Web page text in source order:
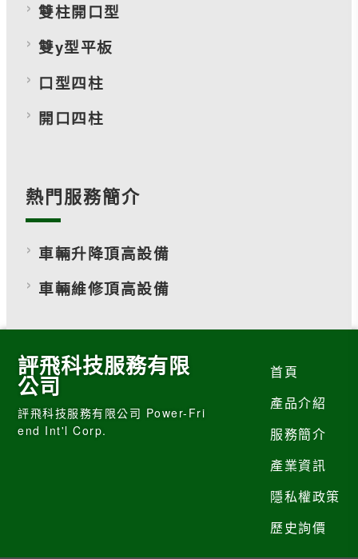
雙柱開口型
雙y型平板
口型四柱
開口四柱
熱門服務簡介
車輛升降頂高設備
車輛維修頂高設備
評飛科技服務有限
公司
評飛科技服務有限公司 Power-Fri
end Int'l Corp.
首頁
產品介紹
服務簡介
產業資訊
隱私權政策
歷史詢價